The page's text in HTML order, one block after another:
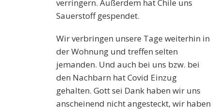
verringern. Außerdem hat Chile uns
Sauerstoff gespendet.
Wir verbringen unsere Tage weiterhin in
der Wohnung und treffen selten
jemanden. Und auch bei uns bzw. bei
den Nachbarn hat Covid Einzug
gehalten. Gott sei Dank haben wir uns
anscheinend nicht angesteckt, wir haben